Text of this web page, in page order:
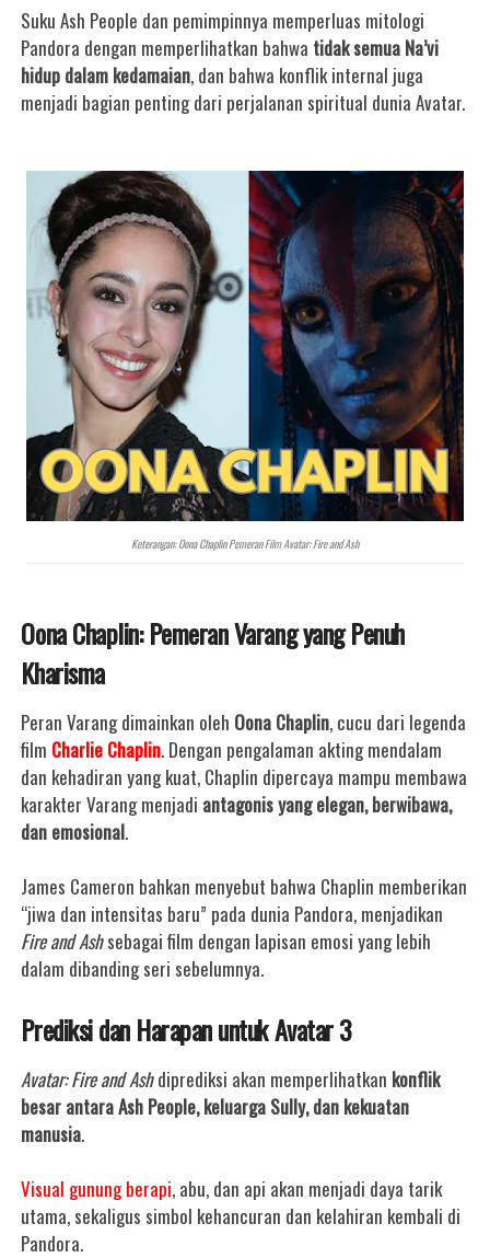
Suku Ash People dan pemimpinnya memperluas mitologi
Pandora dengan memperlihatkan bahwa tidak semua Na’vi
hidup dalam kedamaian, dan bahwa konflik internal juga
menjadi bagian penting dari perjalanan spiritual dunia Avatar.
Keterangan: Oona Chaplin Pemeran Film Avatar: Fire and Ash
Oona Chaplin: Pemeran Varang yang Penuh
Kharisma
Peran Varang dimainkan oleh Oona Chaplin, cucu dari legenda
film Charlie Chaplin. Dengan pengalaman akting mendalam
dan kehadiran yang kuat, Chaplin dipercaya mampu membawa
karakter Varang menjadi antagonis yang elegan, berwibawa,
dan emosional.
James Cameron bahkan menyebut bahwa Chaplin memberikan
“jiwa dan intensitas baru” pada dunia Pandora, menjadikan
Fire and Ashsebagai film dengan lapisan emosi yang lebih
dalam dibanding seri sebelumnya.
Prediksi dan Harapan untuk Avatar 3
Avatar: Fire and Ashdiprediksi akan memperlihatkan konflik
besar antara Ash People, keluarga Sully, dan kekuatan
manusia.
Visual gunung berapi, abu, dan api akan menjadi daya tarik
utama, sekaligus simbol kehancuran dan kelahiran kembali di
Pandora.